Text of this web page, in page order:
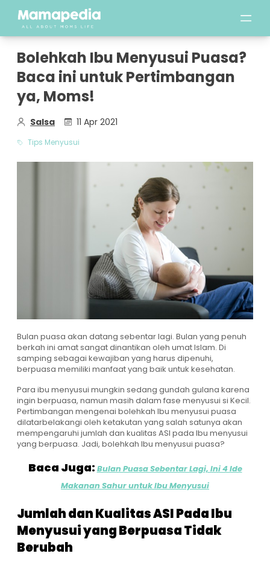
Bolehkah Ibu Menyusui Puasa?
Baca ini untuk Pertimbangan
ya, Moms!
Salsa 11 Apr 2021
Tips Menyusui
Bulan puasa akan datang sebentar lagi. Bulan yang penuh
berkah ini amat sangat dinantikan oleh umat Islam. Di
samping sebagai kewajiban yang harus dipenuhi,
berpuasa memiliki manfaat yang baik untuk kesehatan.
Para ibu menyusui mungkin sedang gundah gulana karena
ingin berpuasa, namun masih dalam fase menyusui si Kecil.
Pertimbangan mengenai bolehkah Ibu menyusui puasa
dilatarbelakangi oleh ketakutan yang salah satunya akan
mempengaruhi jumlah dan kualitas ASI pada Ibu menyusui
yang berpuasa. Jadi, bolehkah Ibu menyusui puasa?
Baca Juga: Bulan Puasa Sebentar Lagi, Ini 4 Ide
Makanan Sahur untuk Ibu Menyusui
Jumlah dan Kualitas ASI Pada Ibu
Menyusui yang Berpuasa Tidak
Berubah